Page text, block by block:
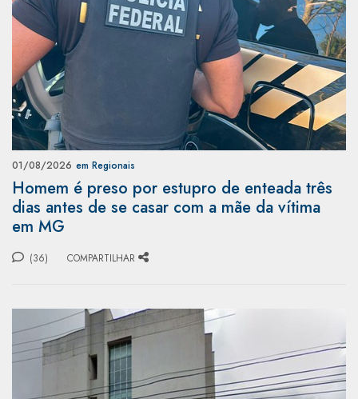
01/08/2026 em Regionais
Homem é preso por estupro de enteada três
dias antes de se casar com a mãe da vítima
em MG
(36) COMPARTILHAR